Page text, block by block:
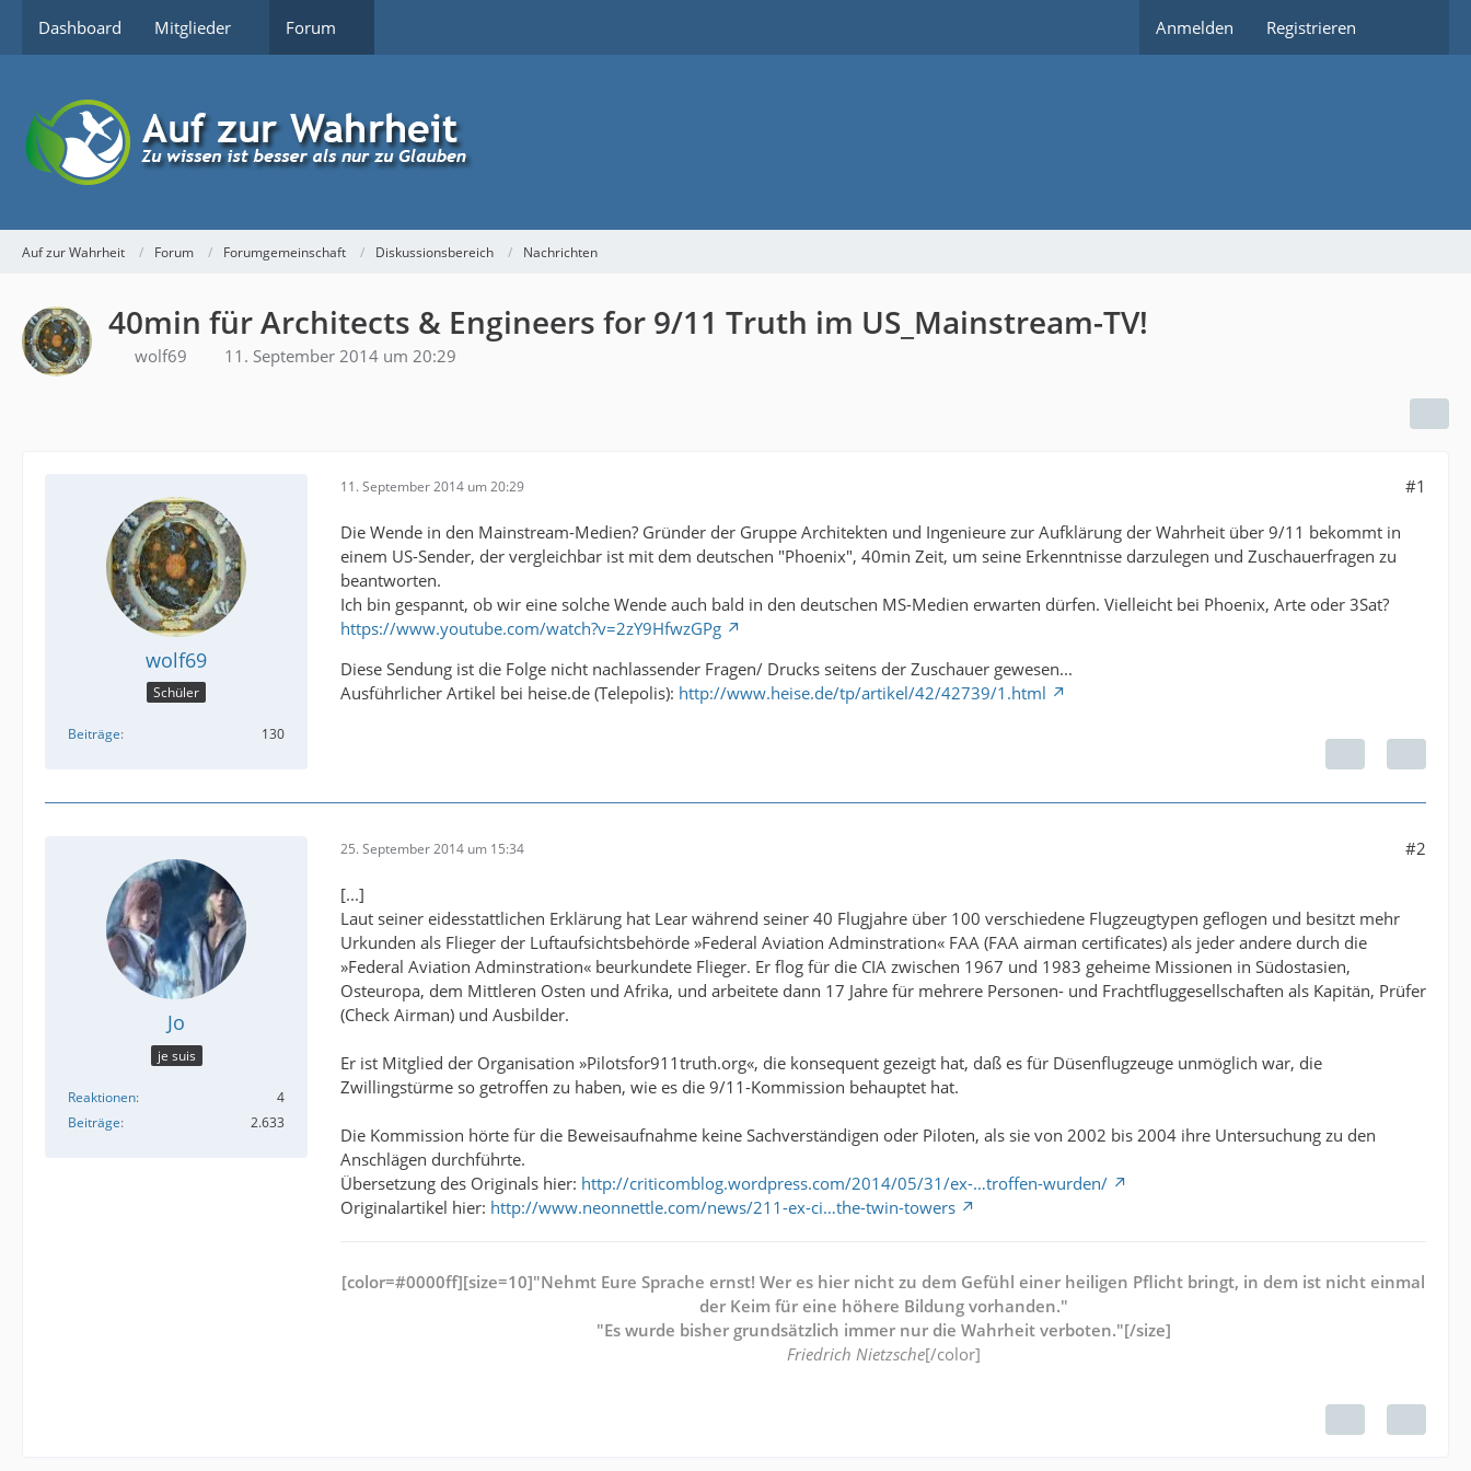
Dashboard Mitglieder Forum Anmelden Registrieren
Auf zur Wahrheit Forum Forumgemeinschaft Diskussionsbereich Nachrichten
40min für Architects & Engineers for 9/11 Truth im US_Mainstream-TV!
wolf69 11. September 2014 um 20:29
wolf69
Schüler
Beiträge 130
11. September 2014 um 20:29 #1
Die Wende in den Mainstream-Medien? Gründer der Gruppe Architekten und Ingenieure zur Aufklärung der Wahrheit über 9/11 bekommt in
einem US-Sender, der vergleichbar ist mit dem deutschen "Phoenix", 40min Zeit, um seine Erkenntnisse darzulegen und Zuschauerfragen zu
beantworten.
Ich bin gespannt, ob wir eine solche Wende auch bald in den deutschen MS-Medien erwarten dürfen. Vielleicht bei Phoenix, Arte oder 3Sat?
https://www.youtube.com/watch?v=2zY9HfwzGPg
Diese Sendung ist die Folge nicht nachlassender Fragen/ Drucks seitens der Zuschauer gewesen...
Ausführlicher Artikel bei heise.de (Telepolis): http://www.heise.de/tp/artikel/42/42739/1.html
Jo
je suis
Reaktionen
4
Beiträge
2.633
25. September 2014 um 15:34 #2
[...]
Laut seiner eidesstattlichen Erklärung hat Lear während seiner 40 Flugjahre über 100 verschiedene Flugzeugtypen geflogen und besitzt mehr
Urkunden als Flieger der Luftaufsichtsbehörde »Federal Aviation Adminstration« FAA (FAA airman certificates) als jeder andere durch die
»Federal Aviation Adminstration« beurkundete Flieger. Er flog für die CIA zwischen 1967 und 1983 geheime Missionen in Südostasien,
Osteuropa, dem Mittleren Osten und Afrika, und arbeitete dann 17 Jahre für mehrere Personen- und Frachtfluggesellschaften als Kapitän, Prüfer
(Check Airman) und Ausbilder.
Er ist Mitglied der Organisation »Pilotsfor911truth.org«, die konsequent gezeigt hat, daß es für Düsenflugzeuge unmöglich war, die
Zwillingstürme so getroffen zu haben, wie es die 9/11-Kommission behauptet hat.
Die Kommission hörte für die Beweisaufnahme keine Sachverständigen oder Piloten, als sie von 2002 bis 2004 ihre Untersuchung zu den
Anschlägen durchführte.
Übersetzung des Originals hier: http://criticomblog.wordpress.com/2014/05/31/ex-…troffen-wurden/
Originalartikel hier: http://www.neonnettle.com/news/211-ex-ci…the-twin-towers
[color=#0000ff][size=10]"Nehmt Eure Sprache ernst! Wer es hier nicht zu dem Gefühl einer heiligen Pflicht bringt, in dem ist nicht einmal
der Keim für eine höhere Bildung vorhanden."
"Es wurde bisher grundsätzlich immer nur die Wahrheit verboten."[/size]
Friedrich Nietzsche[/color]